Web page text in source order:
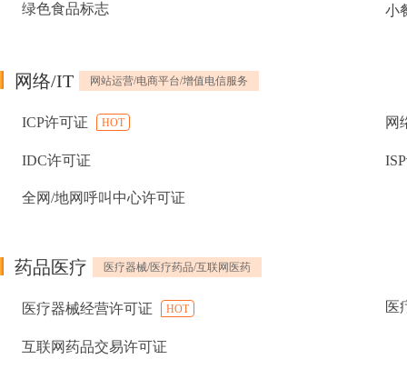
绿色食品标志 小
网络/IT 网站运营/电商平台/增值电信服务
ICP许可证 HOT 网
IDC许可证
全网/地网呼叫中心许可证
药品医疗 医疗器械/医疗药品/互联网医药
医疗器械经营许可证 HOT 医
互联网药品交易许可证